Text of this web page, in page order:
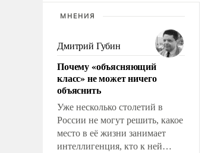
МНЕНИЯ
Дмитрий Губин
Почему «объясняющий
класс» не может ничего
объяснить
Уже несколько столетий в
России не могут решить, какое
место в её жизни занимает
интеллигенция, кто к ней